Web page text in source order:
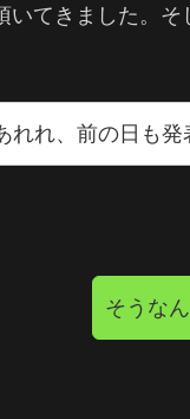
いてきました。
れれ、前の日も発
そうな